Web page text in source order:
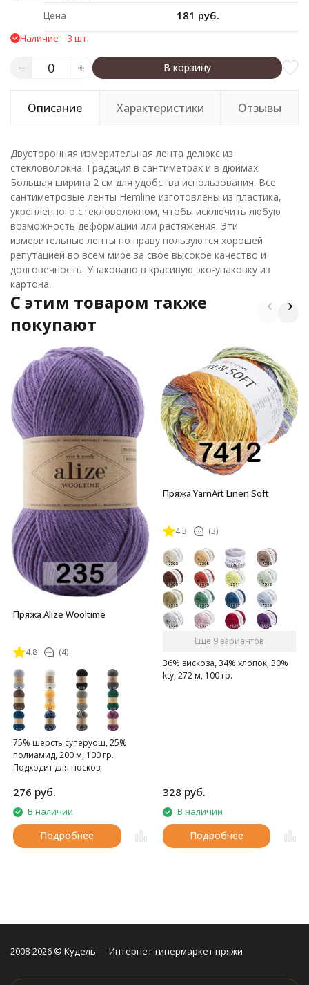
Цена 181 руб.
Наличие—3 шт.
В корзину
Описание Характеристики Отзывы
Двусторонняя измерительная лента делюкс из
стекловолокна. Градация в сантиметрах и в дюймах.
Большая ширина 2 см для удобства использования. Все
сантиметровые ленты Hemline изготовлены из пластика,
укрепленного стекловолокном, чтобы исключить любую
возможность деформации или растяжения. Эти
измерительные ленты по праву пользуются хорошей
репутацией во всем мире за свое высокое качество и
долговечность. Упаковано в красивую эко-упаковку из
картона.
C этим товаром также
покупают
Пряжа Alize Wooltime
4.8 (4)
75% шерсть суперуош, 25%
полиамид, 200 м, 100 гр.
Подходит для носков,
шапок и т.д.
276 руб.
В наличии
Подробнее
Пряжа YarnArt Linen Soft
4.3 (3)
Ещё 9 вариантов
36% вискоза, 34% хлопок, 30%
kty, 272 м, 100 гр.
328 руб.
В наличии
Подробнее
2008-2026 © Кудель — Интернет-гипермаркет пряжи